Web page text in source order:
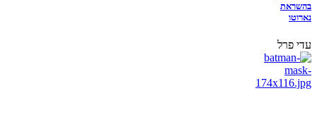
בהשראת
נארוטו
עדי פרל